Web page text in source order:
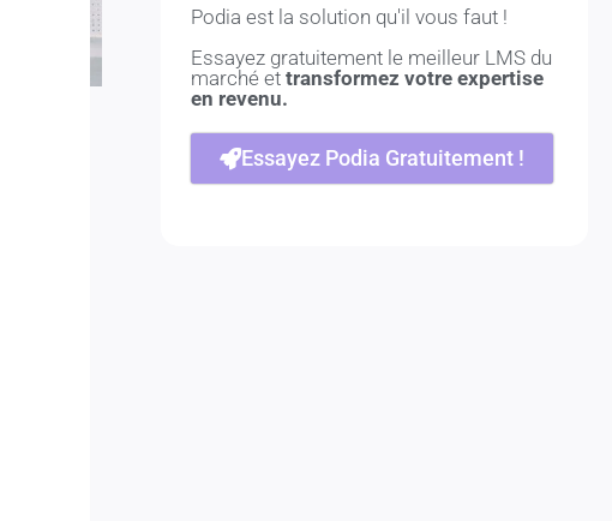
Podia est la solution qu'il vous faut !
Essayez gratuitement le meilleur LMS du
marché ettransformez votre expertise
en revenu.
Essayez Podia Gratuitement !